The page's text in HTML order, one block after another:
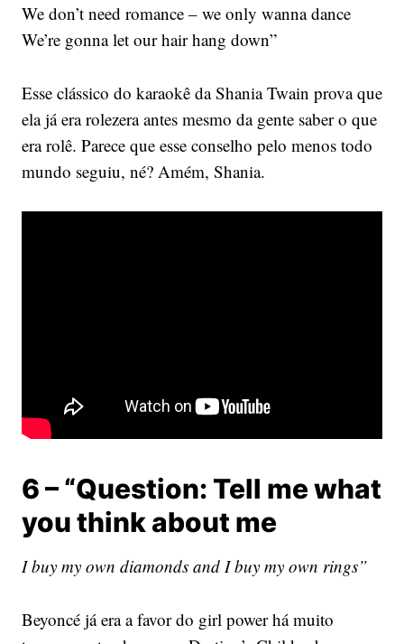
We don’t need romance – we only wanna dance
We’re gonna let our hair hang down”
Esse clássico do karaokê da Shania Twain prova que
ela já era rolezera antes mesmo da gente saber o que
era rolê. Parece que esse conselho pelo menos todo
mundo seguiu, né? Amém, Shania.
6 – “Question: Tell me what
you think about me
I buy my own diamonds and I buy my own rings”
Beyoncé já era a favor do girl power há muito